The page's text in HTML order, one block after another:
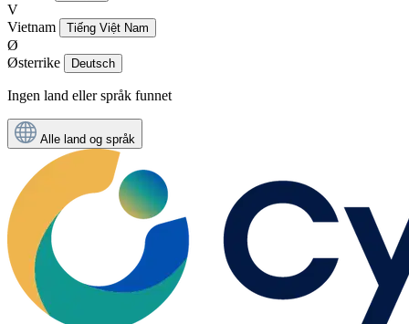
V
Vietnam
Tiếng Việt Nam
Ø
Østerrike
Deutsch
Ingen land eller språk funnet
Alle land og språk